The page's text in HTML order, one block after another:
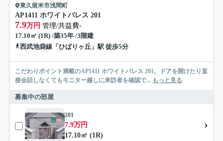
東久留米市浅間町
AP1411 ホワイトパレス 201
7.9万円 管理/共益費-
17.10㎡ (1R) /築35年 /3階建
西武池袋線「ひばりヶ丘」駅 徒歩5分
こだわりポイント満載のAP1411 ホワイトパレス 201。ドアを開けたり直
接会話しなくてもモニター越しに来訪者を確認で... もっと見る
募集中の部屋
201
7.9万円
17.10㎡ (1R)